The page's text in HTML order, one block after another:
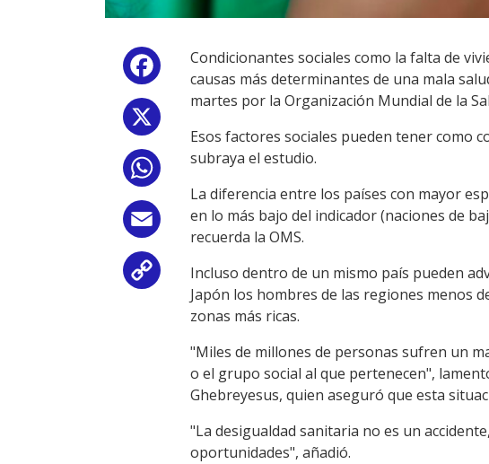
Facebook
WhatsApp
Email
Copy
Link
Condicionantes sociales como la falta de
causas más determinantes de una mala
martes por la Organización Mundial de la
Esos factores sociales pueden tener como
subraya el estudio.
La diferencia entre los países con mayor
en lo más bajo del indicador (naciones de
recuerda la OMS.
Incluso dentro de un mismo país pueden
Japón los hombres de las regiones menos
zonas más ricas.
"Miles de millones de personas sufren un
o el grupo social al que pertenecen",
Ghebreyesus, quien aseguró que esta
"La desigualdad sanitaria no es un
oportunidades", añadió.